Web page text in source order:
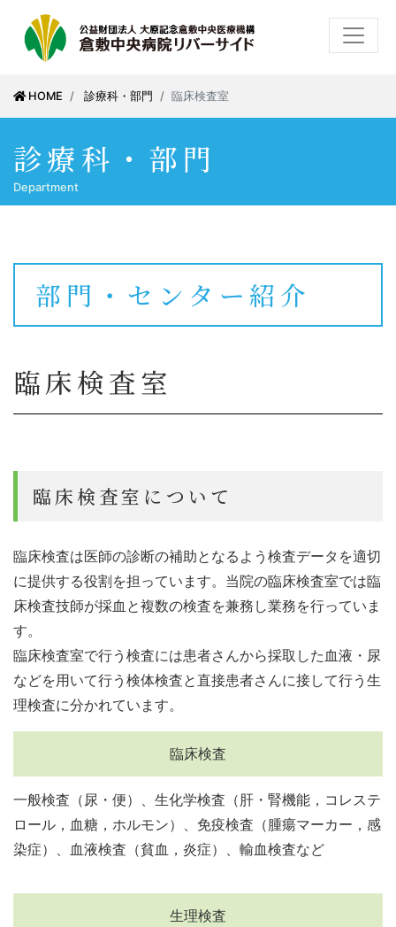
HOME 診療科・部門 臨床検査室
診療科・部門
Department
部門・センター紹介
臨床検査室
臨床検査室について
臨床検査は医師の診断の補助となるよう検査データを適切
に提供する役割を担っています。当院の臨床検査室では臨
床検査技師が採血と複数の検査を兼務し業務を行っていま
す。
臨床検査室で行う検査には患者さんから採取した血液・尿
などを用いて行う検体検査と直接患者さんに接して行う生
理検査に分かれています。
臨床検査
一般検査（尿・便）、生化学検査（肝・腎機能，コレステ
ロール，血糖，ホルモン）、免疫検査（腫瘍マーカー，感
染症）、血液検査（貧血，炎症）、輸血検査など
生理検査